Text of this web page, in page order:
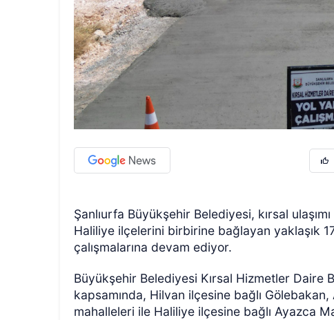
Şanlıurfa Büyükşehir Belediyesi, kırsal
Haliliye ilçelerini birbirine bağlayan yaklaşık
çalışmalarına devam ediyor.
Büyükşehir Belediyesi Kırsal Hizmetler Daire
kapsamında, Hilvan ilçesine bağlı
mahalleleri ile Haliliye ilçesine bağlı Ayazca